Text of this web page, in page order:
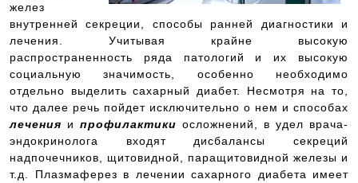
желез
внутренней секреции, способы ранней диагностики и
лечения. Учитывая крайне высокую
распространенность ряда патологий и их высокую
социальную значимость, особенно необходимо
отдельно выделить сахарный диабет. Несмотря на то,
что далее речь пойдет исключительно о нем и способах
лечения и профилактики осложнений, в удел врача-
эндокринолога входят дисбалансы секреций
надпочечников, щитовидной, паращитовидной железы и
т.д. Плазмаферез в лечении сахарного диабета имеет